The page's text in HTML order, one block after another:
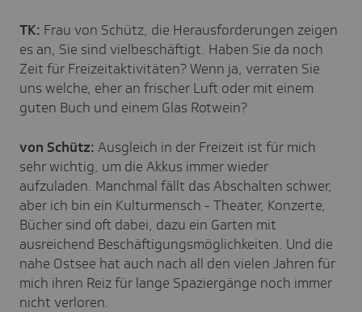
TK: Frau von Schütz, die Herausforderungen zeigen
es an, Sie sind vielbeschäftigt. Haben Sie da noch
Zeit für Freizeitaktivitäten? Wenn ja, verraten Sie
uns welche, eher an frischer Luft oder mit einem
guten Buch und einem Glas Rotwein?
von Schütz: Ausgleich in der Freizeit ist für mich
sehr wichtig, um die Akkus immer wieder
aufzuladen. Manchmal fällt das Abschalten schwer,
aber ich bin ein Kulturmensch - Theater, Konzerte,
Bücher sind oft dabei, dazu ein Garten mit
ausreichend Beschäftigungsmöglichkeiten. Und die
nahe Ostsee hat auch nach all den vielen Jahren für
mich ihren Reiz für lange Spaziergänge noch immer
nicht verloren.